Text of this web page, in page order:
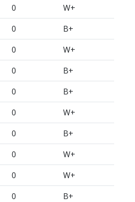
0
W+
0
B+
0
W+
0
B+
0
B+
0
W+
0
B+
0
W+
0
W+
0
B+